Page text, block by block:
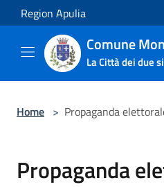
Salta al contenuto principale
Region Apulia
Comune
La Città dei due
Home > Propaganda
Propaganda